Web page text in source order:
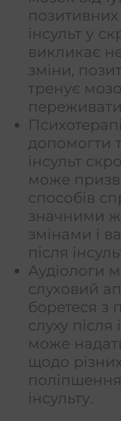
інсульт у
викликає
зміни,
тренує
переживати
допомогти
інсульт
може
способів
значними
змінами і
після
Аудіологи
слуховий
боретеся з
слуху після
може
щодо
поліпшення
інсульту.